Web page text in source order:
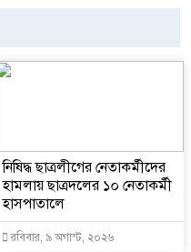
নিষিদ্ধ ছাত্রলীগের নেতাকর্মীদের
হামলায় ছাত্রদলের ১০ নেতাকর্মী
হাসপাতালে
রবিবার, ৯ অগাস্ট, ২০২৬